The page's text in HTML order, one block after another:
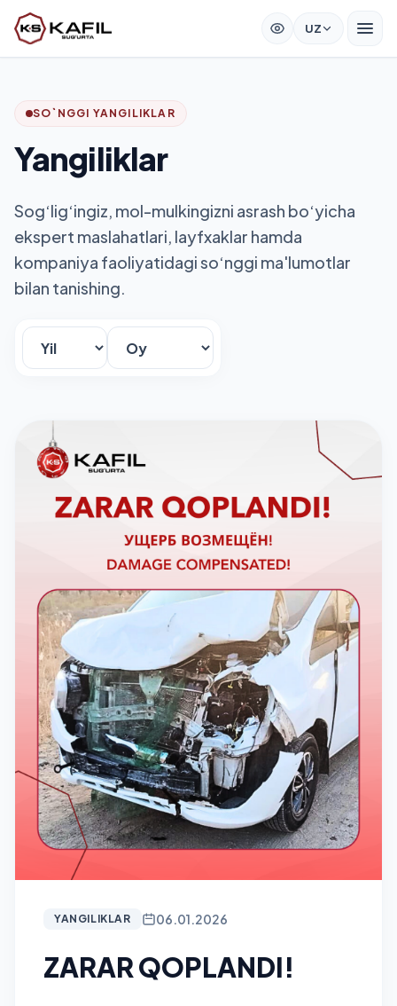
UZ
SO`NGGI YANGILIKLAR
Yangiliklar
Sog‘lig‘ingiz, mol-mulkingizni asrash bo‘yicha
ekspert maslahatlari, layfxaklar hamda
kompaniya faoliyatidagi so‘nggi ma'lumotlar
bilan tanishing.
YANGILIKLAR 06.01.2026
ZARAR QOPLANDI!